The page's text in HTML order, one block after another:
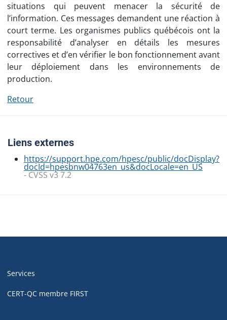
situations qui peuvent menacer la sécurité de
l’information. Ces messages demandent une réaction à
court terme. Les organismes publics québécois ont la
responsabilité d’analyser en détails les mesures
correctives et d’en vérifier le bon fonctionnement avant
leur déploiement dans les environnements de
production.
Retour
Liens externes
https://support.hpe.com/hpesc/public/docDisplay?
docId=hpesbnw04763en_us&docLocale=en_US
- CVSS v3 7.2
de
pied
de
Services
CERT-QC membre FIRST